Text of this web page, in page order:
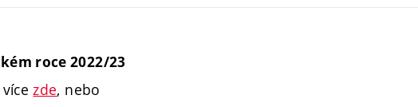
roce 2022/23
vícezde, nebo